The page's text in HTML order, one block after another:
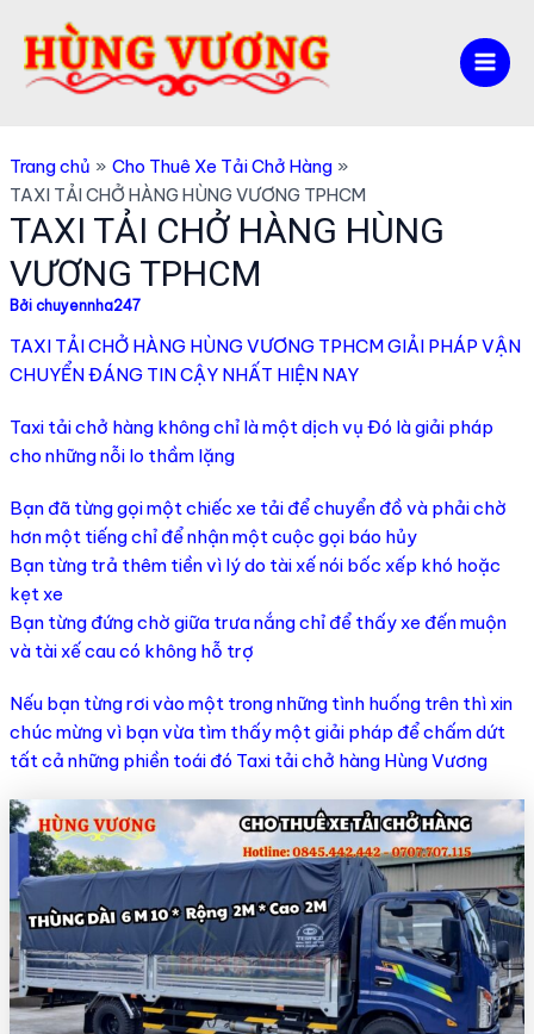
Main
Trang chủ
Cho Thuê Xe Tải Chở Hàng
TAXI TẢI CHỞ HÀNG HÙNG VƯƠNG TPHCM
TAXI TẢI CHỞ HÀNG HÙNG
VƯƠNG TPHCM
Bởi chuyennha247
TAXI TẢI CHỞ HÀNG HÙNG VƯƠNG TPHCM GIẢI PHÁP VẬN
CHUYỂN ĐÁNG TIN CẬY NHẤT HIỆN NAY
Taxi tải chở hàng không chỉ là một dịch vụ Đó là giải pháp
cho những nỗi lo thầm lặng
Bạn đã từng gọi một chiếc xe tải để chuyển đồ và phải chờ
hơn một tiếng chỉ để nhận một cuộc gọi báo hủy
Bạn từng trả thêm tiền vì lý do tài xế nói bốc xếp khó hoặc
kẹt xe
Bạn từng đứng chờ giữa trưa nắng chỉ để thấy xe đến muộn
và tài xế cau có không hỗ trợ
Nếu bạn từng rơi vào một trong những tình huống trên thì xin
chúc mừng vì bạn vừa tìm thấy một giải pháp để chấm dứt
tất cả những phiền toái đó Taxi tải chở hàng Hùng Vương